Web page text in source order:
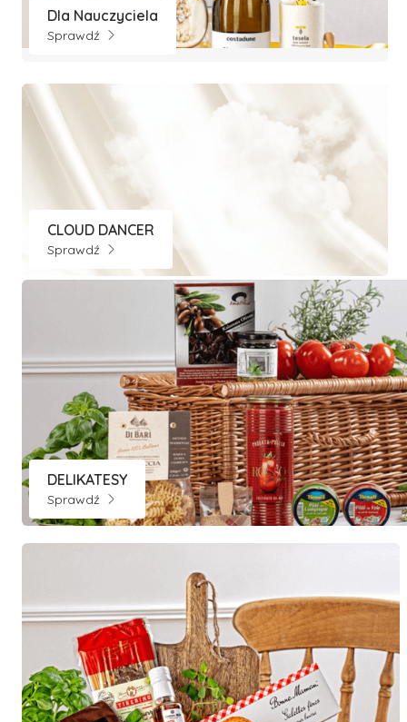
Dla Nauczyciela
Sprawdź
CLOUD DANCER
Sprawdź
DELIKATESY
Sprawdź